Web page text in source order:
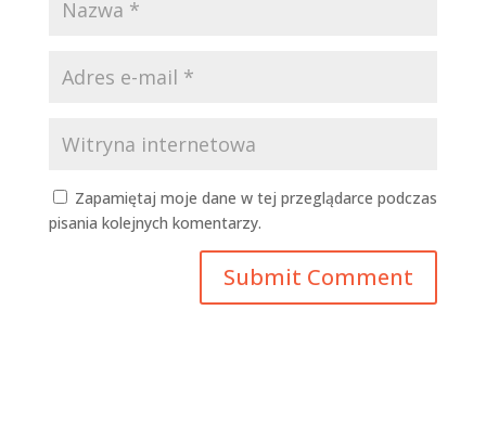
Zapamiętaj moje dane w tej przeglądarce podczas
pisania kolejnych komentarzy.